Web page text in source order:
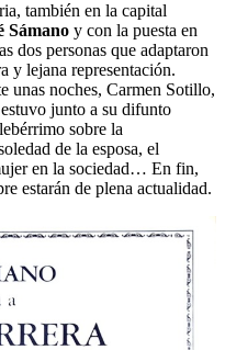
también en la capital
Sámano y con la puesta en
dos personas que adaptaron
y lejana representación.
unas noches, Carmen Sotillo,
junto a su difunto
sobre la
de la esposa, el
en la sociedad… En fin,
estarán de plena actualidad.